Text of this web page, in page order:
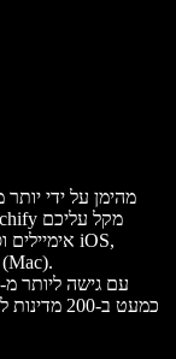
Android, תוסף Chrome, בדפדפן וברמת המחשב (Mac).
כמעט ב-